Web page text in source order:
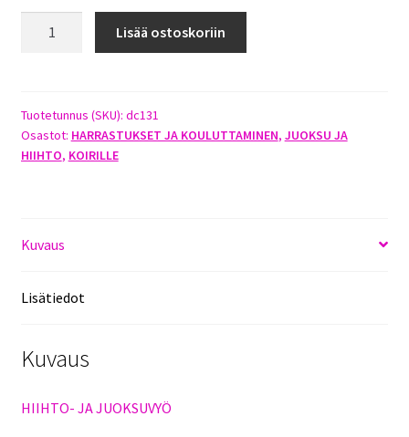
määrä
Lisää ostoskoriin
Tuotetunnus (SKU): dc131
Osastot: HARRASTUKSET JA KOULUTTAMINEN, JUOKSU JA
HIIHTO, KOIRILLE
Kuvaus
Lisätiedot
Kuvaus
HIIHTO- JA JUOKSUVYÖ